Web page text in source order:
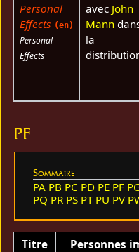
Personal
Effects (en)
Personal
Effects
avec John
Mann
la
PF
Sommaire
PA PB PC PD PE PF
PQ PR PS PT PU PV
Titre Personnes